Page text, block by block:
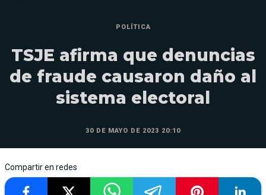
POLÍTICA
TSJE afirma que denuncias
de fraude causaron daño al
sistema electoral
30 DE MAYO DE 2023 20:10
Compartir en redes